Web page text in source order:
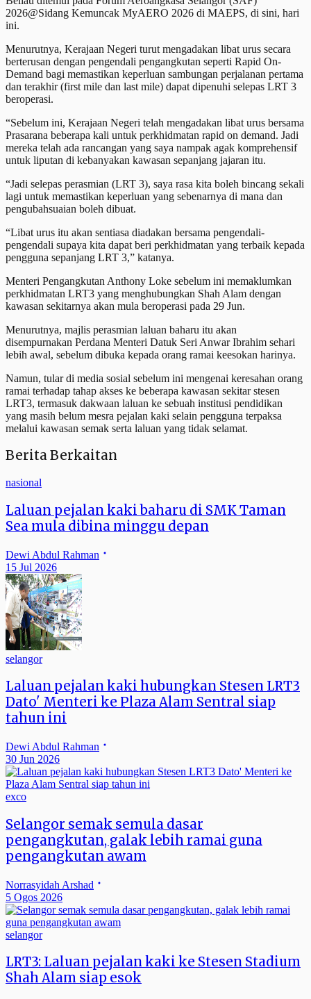
2026@Sidang Kemuncak MyAERO 2026 di MAEPS, di sini, hari
ini.
Menurutnya, Kerajaan Negeri turut mengadakan libat urus secara
berterusan dengan pengendali pengangkutan seperti Rapid On-
Demand bagi memastikan keperluan sambungan perjalanan pertama
dan terakhir (first mile dan last mile) dapat dipenuhi selepas LRT 3
beroperasi.
“Sebelum ini, Kerajaan Negeri telah mengadakan libat urus bersama
Prasarana beberapa kali untuk perkhidmatan rapid on demand. Jadi
mereka telah ada rancangan yang saya nampak agak komprehensif
untuk liputan di kebanyakan kawasan sepanjang jajaran itu.
“Jadi selepas perasmian (LRT 3), saya rasa kita boleh bincang sekali
lagi untuk memastikan keperluan yang sebenarnya di mana dan
pengubahsuaian boleh dibuat.
“Libat urus itu akan sentiasa diadakan bersama pengendali-
pengendali supaya kita dapat beri perkhidmatan yang terbaik kepada
pengguna sepanjang LRT 3,” katanya.
Menteri Pengangkutan Anthony Loke sebelum ini memaklumkan
perkhidmatan LRT3 yang menghubungkan Shah Alam dengan
kawasan sekitarnya akan mula beroperasi pada 29 Jun.
Menurutnya, majlis perasmian laluan baharu itu akan
disempurnakan Perdana Menteri Datuk Seri Anwar Ibrahim sehari
lebih awal, sebelum dibuka kepada orang ramai keesokan harinya.
Namun, tular di media sosial sebelum ini mengenai keresahan orang
ramai terhadap tahap akses ke beberapa kawasan sekitar stesen
LRT3, termasuk dakwaan laluan ke sebuah institusi pendidikan
yang masih belum mesra pejalan kaki selain pengguna terpaksa
melalui kawasan semak serta laluan yang tidak selamat.
Berita Berkaitan
nasional
Laluan pejalan kaki baharu di SMK Taman
Sea mula dibina minggu depan
Dewi Abdul Rahman
15 Jul 2026
selangor
Laluan pejalan kaki hubungkan Stesen LRT3
Dato' Menteri ke Plaza Alam Sentral siap
tahun ini
Dewi Abdul Rahman
30 Jun 2026
exco
Selangor semak semula dasar
pengangkutan, galak lebih ramai guna
pengangkutan awam
Norrasyidah Arshad
5 Ogos 2026
selangor
LRT3: Laluan pejalan kaki ke Stesen Stadium
Shah Alam siap esok